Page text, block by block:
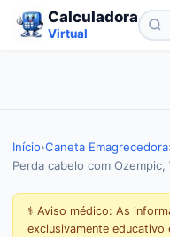
Calculadora
Virtual
Início›Caneta Emagrecedora
Perda cabelo com
⚕️ Aviso médico: As
exclusivamente